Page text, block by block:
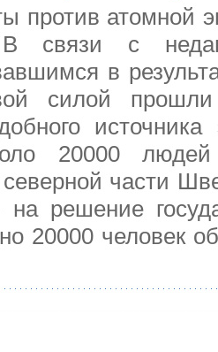
против атомной
связи с
в
силой
20000
части
на решение
20000 человек